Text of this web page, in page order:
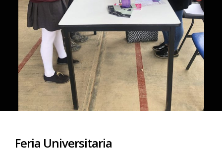
Feria Universitaria